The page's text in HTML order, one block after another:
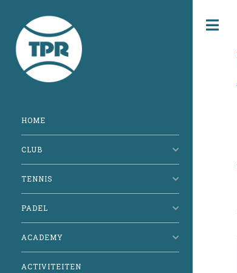
HOME
CLUB
TENNIS
PADEL
ACADEMY
ACTIVITEITEN